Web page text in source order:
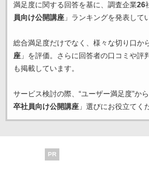
満足度に関する回答を基に、調査企業26
員向け公開講座」ランキングを発表して
総合満足度だけでなく、様々な切り口か
座」を評価。さらに回答者の口コミや評
も掲載しています。
サービス検討の際、“ユーザー満足度”か
卒社員向け公開講座」選びにお役立てく
PR